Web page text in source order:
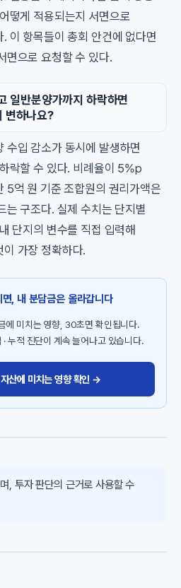
떻게 적용되는지 서면으로
이 항목들이 총회 안건에 없다면
면으로 요청할 수 있다.
일반분양가까지 하락하면
변하나요?
수입 감소가 동시에 발생하면
락할 수 있다. 비례율이 5%p
5억 원 기준 조합원의 권리가액은
는 구조다. 실제 수치는 단지별
단지의 변수를 직접 입력해
가장 정확하다.
, 내 분담금은 올라갑니다
에 미치는 영향, 30초면 확인됩니다.
누적 진단이 계속 늘어나고 있습니다.
산에 미치는 영향 확인 →
, 투자 판단의 근거로 사용할 수